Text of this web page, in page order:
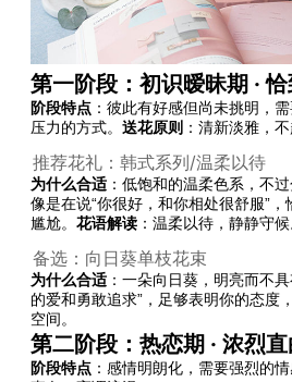
第一阶段：初识暧昧期 ·
阶段特点 ：彼此有好感但尚未挑明，
压力的方式。 送花原则 ：清新淡雅，
推荐花礼：韩式系列/温柔以待
为什么合适 ：低饱和的温柔色系，不
像是在说“你很好，和你相处很舒服”
尴尬。 花语解读 ：温柔以待，静静守
备选：向日葵单枝花束
为什么合适 ：一朵向日葵，明亮而不
的爱和勇敢追求”，足够表明你的态度
空间。
第二阶段：热恋期 · 浓烈
阶段特点 ：感情明朗化，需要强烈的情